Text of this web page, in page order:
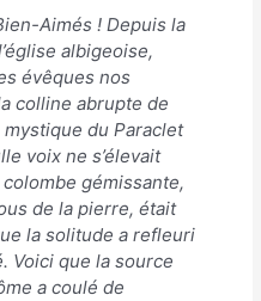
Aimés ! Depuis la
albigeoise,
évêques nos
colline abrupte de
du Paraclet
voix ne s’élevait
gémissante,
de la pierre, était
la solitude a refleuri
Voici que la source
a coulé de